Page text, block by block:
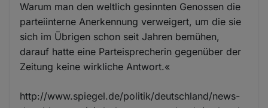
Warum man den weltlich gesinnten Genossen die
parteiinterne Anerkennung verweigert, um die sie
sich im Übrigen schon seit Jahren bemühen,
darauf hatte eine Parteisprecherin gegenüber der
Zeitung keine wirkliche Antwort.«
http://www.spiegel.de/politik/deutschland/news-